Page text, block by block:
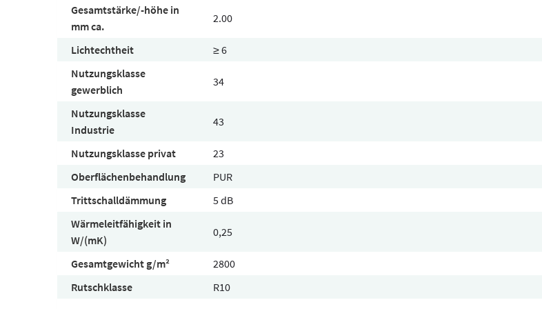
Gesamtstärke/-höhe in
mm ca.
2.00
Lichtechtheit
≥ 6
Nutzungsklasse
gewerblich
34
Nutzungsklasse
Industrie
43
Nutzungsklasse privat
23
Oberflächenbehandlung
PUR
Trittschalldämmung
5 dB
Wärmeleitfähigkeit in
W/(mK)
0,25
Gesamtgewicht g/m²
2800
Rutschklasse
R10